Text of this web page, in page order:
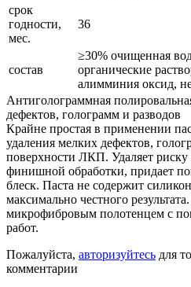
срок
годности,
мес.
36
состав
≥30% очищенная
органические
алимминия оксид,
Антиголограммная
дефектов, голограмм и разводов
Крайне простая в применении
удаления мелких дефектов,
поверхности ЛКП. Удаляет
финишной обработки, придает
блеск. Паста не содержит
максимально честного
микрофибровым полотенцем с
работ.
Пожалуйста, авторизуйтесь для
комментарии